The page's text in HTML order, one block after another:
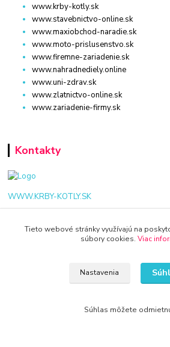
www.krby-kotly.sk
www.stavebnictvo-online.sk
www.maxiobchod-naradie.sk
www.moto-prislusenstvo.sk
www.firemne-zariadenie.sk
www.nahradnediely.online
www.uni-zdrav.sk
www.zlatnictvo-online.sk
www.zariadenie-firmy.sk
Kontakty
WWW.KRBY-KOTLY.SK
Tieto webové stránky využívajú na
súbory cookies. Viac
Nastavenia
Súhlas môžete